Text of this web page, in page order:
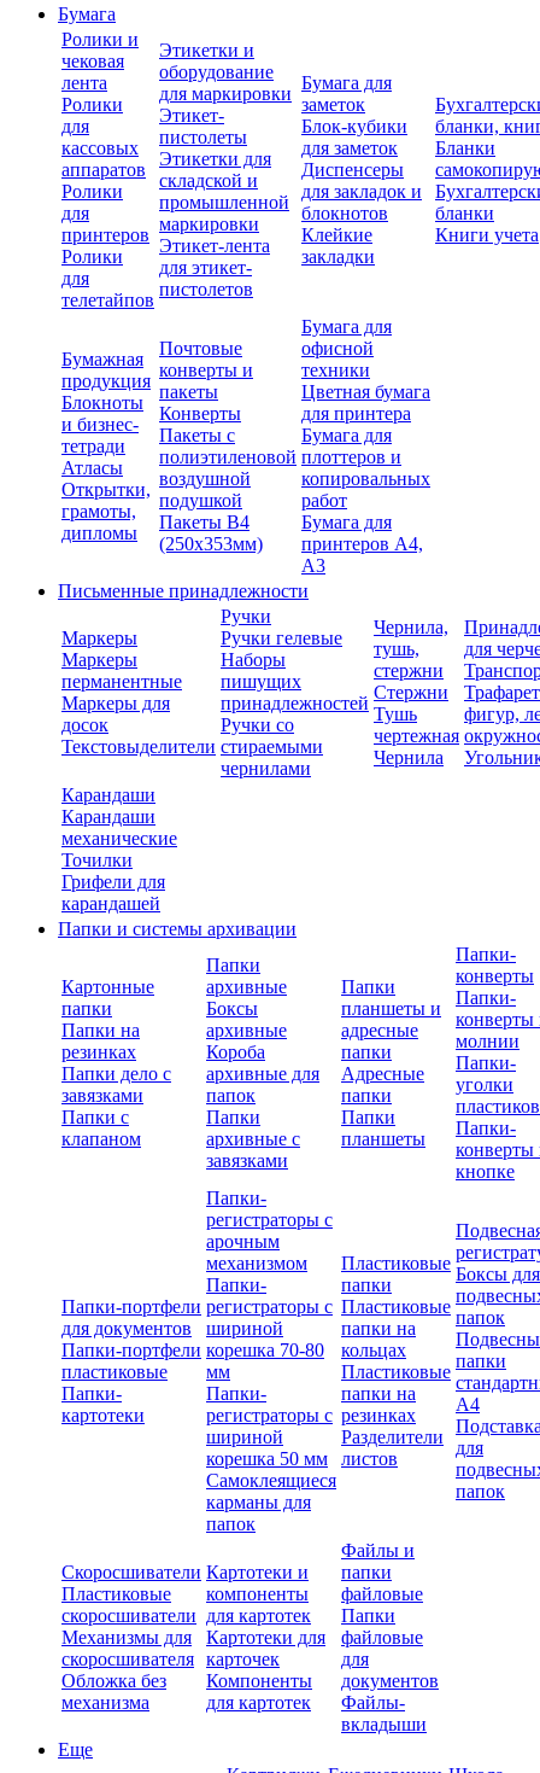
Бумага
Ролики и
чековая
лента
Ролики
для
кассовых
аппаратов
Ролики
для
принтеров
Ролики
для
телетайпов
Этикетки и
оборудование
для маркировки
Этикет-
пистолеты
Этикетки для
складской и
промышленной
маркировки
Этикет-лента
для этикет-
пистолетов
Бумага для
заметок
Блок-кубики
для заметок
Диспенсеры
для закладок и
блокнотов
Клейкие
закладки
бланки,
Бланки
бланки
Книги учета
Бумажная
продукция
Блокноты
и бизнес-
тетради
Атласы
Открытки,
грамоты,
дипломы
Почтовые
конверты и
пакеты
Конверты
Пакеты с
полиэтиленовой
воздушной
подушкой
Пакеты В4
(250х353мм)
Бумага для
офисной
техники
Цветная бумага
для принтера
Бумага для
плоттеров и
копировальных
работ
Бумага для
принтеров А4,
А3
Письменные принадлежности
Маркеры
Маркеры
перманентные
Маркеры для
досок
Текстовыделители
Ручки
Ручки гелевые
Наборы
пишущих
принадлежностей
Ручки со
стираемыми
чернилами
Чернила,
тушь,
стержни
Стержни
Тушь
чертежная
Чернила
для
фигур,
Карандаши
Карандаши
механические
Точилки
Грифели для
карандашей
Папки и системы архивации
Картонные
папки
Папки на
резинках
Папки дело с
завязками
Папки с
клапаном
Папки
архивные
Боксы
архивные
Короба
архивные для
папок
Папки
архивные с
завязками
Папки
планшеты и
адресные
папки
Адресные
папки
Папки
планшеты
Папки-
конверты
Папки-
конверты
молнии
Папки-
уголки
Папки-
конверты
кнопке
Папки-портфели
для документов
Папки-портфели
пластиковые
Папки-
картотеки
Папки-
регистраторы с
арочным
механизмом
Папки-
регистраторы с
шириной
корешка 70-80
мм
Папки-
регистраторы с
шириной
корешка 50 мм
Самоклеящиеся
карманы для
папок
Пластиковые
папки
Пластиковые
папки на
кольцах
Пластиковые
папки на
резинках
Разделители
листов
Боксы для
папок
папки
А4
для
папок
Скоросшиватели
Пластиковые
скоросшиватели
Механизмы для
скоросшивателя
Обложка без
механизма
Картотеки и
компоненты
для картотек
Картотеки для
карточек
Компоненты
для картотек
Файлы и
папки
файловые
Папки
файловые
для
документов
Файлы-
вкладыши
Еще